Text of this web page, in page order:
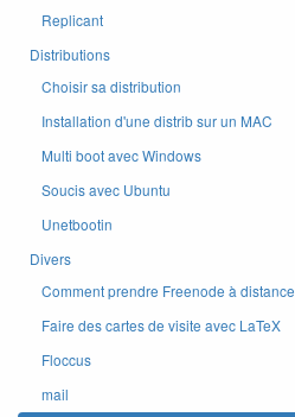
Replicant
Distributions
Choisir sa distribution
Installation d'une distrib sur un MAC
Multi boot avec Windows
Soucis avec Ubuntu
Unetbootin
Divers
Comment prendre Freenode à distance
Faire des cartes de visite avec LaTeX
Floccus
mail